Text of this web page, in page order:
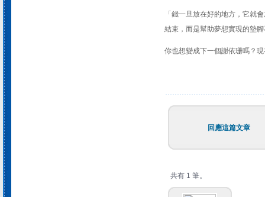
「錢一旦放在好的地方，它就
結束，而是幫助夢想實現的墊
你也想變成下一個謝依珊嗎？
回應這篇文章
共有 1 筆。